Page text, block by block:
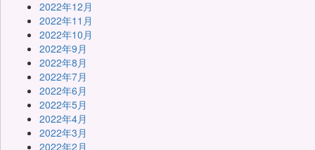
2022年12月
2022年11月
2022年10月
2022年9月
2022年8月
2022年7月
2022年6月
2022年5月
2022年4月
2022年3月
2022年2月